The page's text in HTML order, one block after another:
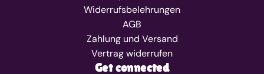
Widerrufsbelehrungen
AGB
Zahlung und Versand
Vertrag widerrufen
Get connected